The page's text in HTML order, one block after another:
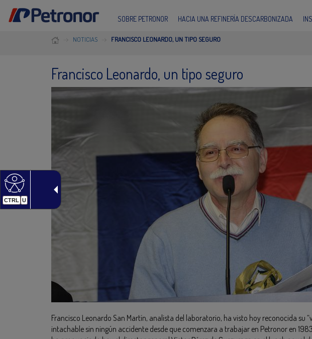
CTRL U
SOBRE PETRONOR HACIA UNA REFINERÍA DESCARBONIZADA
NOTICIAS FRANCISCO LEONARDO, UN TIPO SEGURO
Francisco Leonardo, un tipo seguro
Francisco Leonardo San Martín, analista del laboratorio, ha visto hoy reconocida su
intachable sin ningún accidente desde que comenzara a trabajar en Petronor en